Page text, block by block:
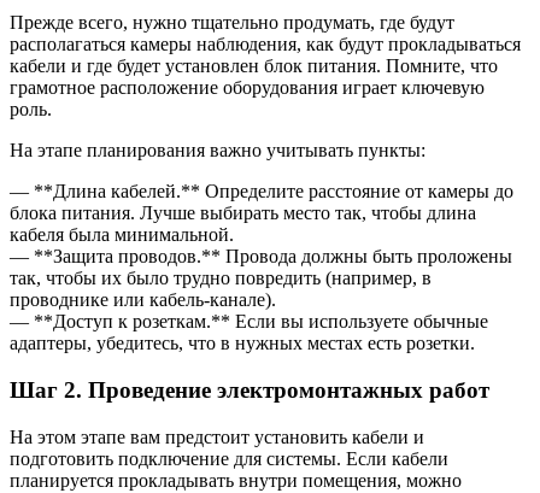
Прежде всего, нужно тщательно продумать, где будут
располагаться камеры наблюдения, как будут прокладываться
кабели и где будет установлен блок питания. Помните, что
грамотное расположение оборудования играет ключевую
роль.
На этапе планирования важно учитывать пункты:
— **Длина кабелей.** Определите расстояние от камеры до
блока питания. Лучше выбирать место так, чтобы длина
кабеля была минимальной.
— **Защита проводов.** Провода должны быть проложены
так, чтобы их было трудно повредить (например, в
проводнике или кабель-канале).
— **Доступ к розеткам.** Если вы используете обычные
адаптеры, убедитесь, что в нужных местах есть розетки.
Шаг 2. Проведение электромонтажных работ
На этом этапе вам предстоит установить кабели и
подготовить подключение для системы. Если кабели
планируется прокладывать внутри помещения, можно